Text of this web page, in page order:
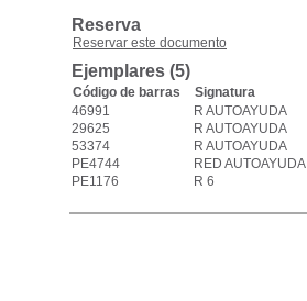
Reserva
Reservar este documento
Ejemplares (5)
Código de barras Signatura
46991
R AUTOAYUDA
29625
R AUTOAYUDA
53374
R AUTOAYUDA
PE4744
RED AUTOAYUDA
PE1176
R 6